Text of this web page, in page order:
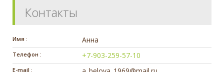
Контакты
Имя : Анна
Телефон : +7-903-259-57-10
E-mail :